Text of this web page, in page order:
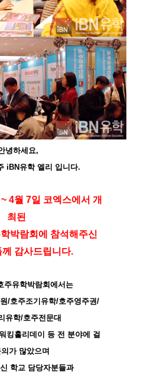
녕하세요,
iBN유학 엘리 입니다.
4월 7일 코엑스에서 개
최된
박람회에 참석해주신
께 감사드립니다.
주유학박람회에서는
/호주조기유학/호주영주권/
유학/호주전문대
킹홀리데이 등 전 분야에 걸
가 많았으며
학교 담당자분들과